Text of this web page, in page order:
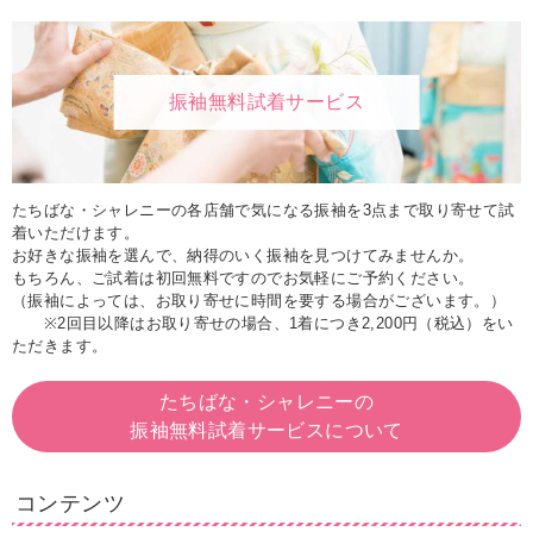
振袖無料試着サービス
たちばな・シャレニーの各店舗で気になる振袖を3点まで取り寄せて試
着いただけます。
お好きな振袖を選んで、納得のいく振袖を見つけてみませんか。
もちろん、ご試着は初回無料ですのでお気軽にご予約ください。
（振袖によっては、お取り寄せに時間を要する場合がございます。）
※2回目以降はお取り寄せの場合、1着につき2,200円（税込）をい
ただきます。
たちばな・シャレニーの
振袖無料試着サービスについて
コンテンツ